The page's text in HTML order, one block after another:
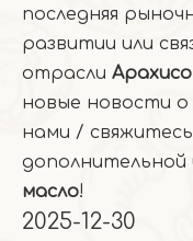
последняя
развитии или
отрасли
новые новости
нами / свяжитесь
масло!
2025-12-30